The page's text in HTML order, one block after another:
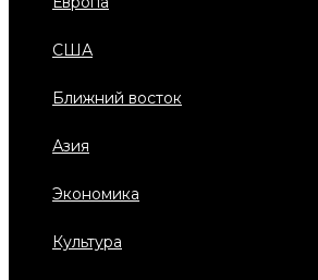
США
Ближний восток
Азия
Экономика
Культура